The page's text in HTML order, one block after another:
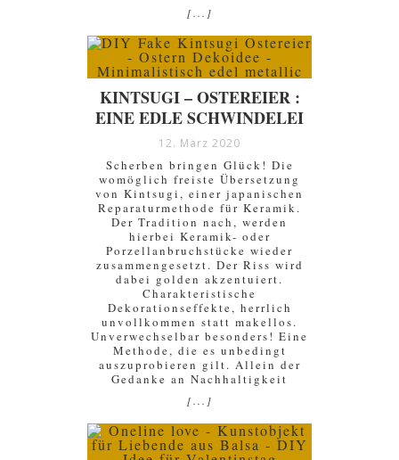
[...]
KINTSUGI – OSTEREIER :
EINE EDLE SCHWINDELEI
12. März 2020
Scherben bringen Glück! Die
womöglich freiste Übersetzung
von Kintsugi, einer japanischen
Reparaturmethode für Keramik.
Der Tradition nach, werden
hierbei Keramik- oder
Porzellanbruchstücke wieder
zusammengesetzt. Der Riss wird
dabei golden akzentuiert.
Charakteristische
Dekorationseffekte, herrlich
unvollkommen statt makellos.
Unverwechselbar besonders! Eine
Methode, die es unbedingt
auszuprobieren gilt. Allein der
Gedanke an Nachhaltigkeit
[...]